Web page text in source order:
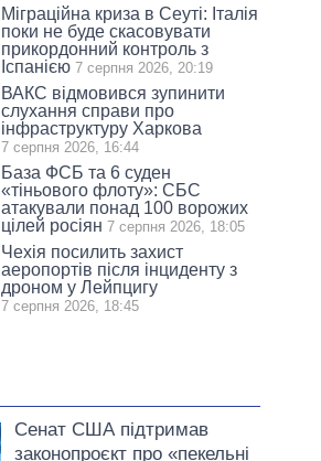
Міграційна криза в Сеуті: Італія
поки не буде скасовувати
прикордонний контроль з
Іспанією 7 серпня 2026, 20:19
ВАКС відмовився зупинити
слухання справи про
інфраструктуру Харкова
7 серпня 2026, 16:44
База ФСБ та 6 суден
«тіньового флоту»: СБС
атакували понад 100 ворожих
цілей росіян 7 серпня 2026, 18:05
Чехія посилить захист
аеропортів після інциденту з
дроном у Лейпцигу
7 серпня 2026, 18:45
Сенат США підтримав
законопроєкт про «пекельні